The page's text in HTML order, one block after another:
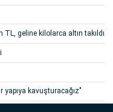
geline kilolarca altın takıldı
kavuşturacağız"